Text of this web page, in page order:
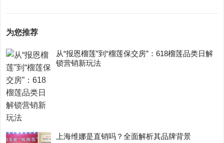
为您推荐
从“报恩榴莲”到“榴莲保交房”：618榴莲品类日解
锁营销新玩法
上海维娜是直销吗？全面解析其品牌背景